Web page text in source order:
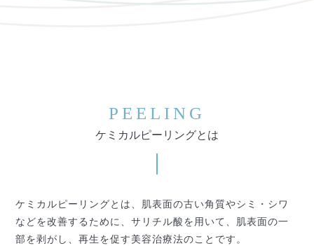
PEELING
ケミカルピーリングとは
ケミカルピーリングとは、肌表面の古い角質やシミ・シワ
などを改善するために、サリチル酸を用いて、肌表面の一
部を剥がし、再生を促す美容治療法のことです。